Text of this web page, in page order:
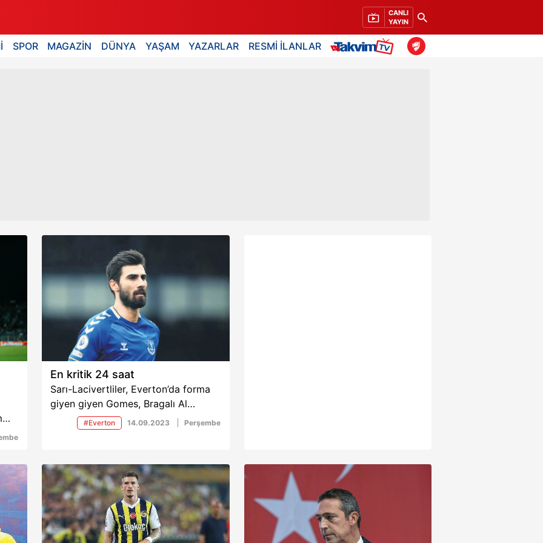
CANLI
YAYIN
SPOR MAGAZİN DÜNYA YAŞAM YAZARLAR RESMİ İLANLAR
En kritik 24 saat
Sarı-Lacivertliler, Everton’da forma
giyen giyen Gomes, Bragalı Al
Musrati ve Porto’nın yıldızı Grujic için
yoğun mesai harcıyor. Sırp ön
2026 yılında sona eriyor. Fenerbahçe
bu 3 isimden birini kadrosuna
katarak transferi noktalamayı
planlıyor.
#Everton 14.09.2023 Perşembe